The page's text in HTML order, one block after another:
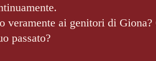
veramente ai genitori di Giona?
passato?